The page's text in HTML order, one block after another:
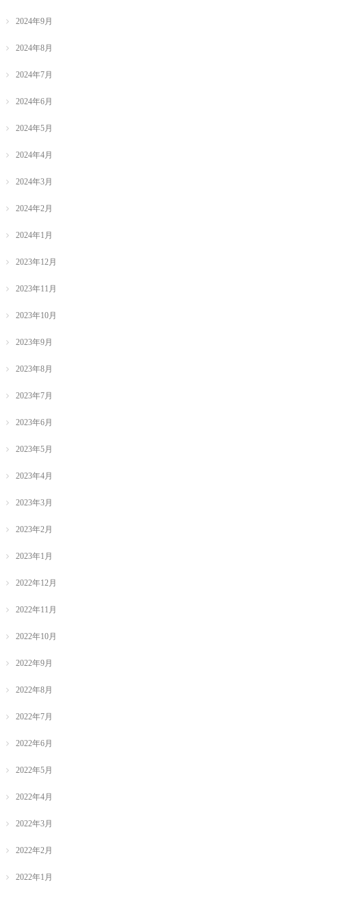
2024年9月
2024年8月
2024年7月
2024年6月
2024年5月
2024年4月
2024年3月
2024年2月
2024年1月
2023年12月
2023年11月
2023年10月
2023年9月
2023年8月
2023年7月
2023年6月
2023年5月
2023年4月
2023年3月
2023年2月
2023年1月
2022年12月
2022年11月
2022年10月
2022年9月
2022年8月
2022年7月
2022年6月
2022年5月
2022年4月
2022年3月
2022年2月
2022年1月